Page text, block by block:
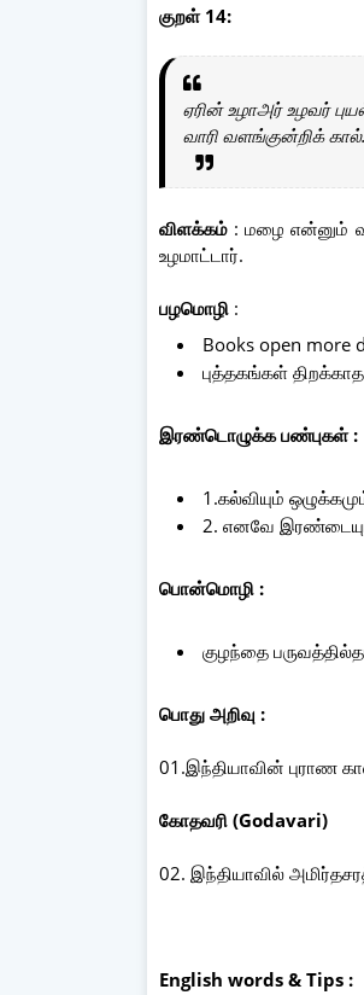
குறள் 14:
ஏரின் உழாஅர் உழவர்
வாரி வளங்குன்றிக் கால்.
விளக்கம் : மழை என்னும்
உழமாட்டார்.
பழமொழி :
Books open more
புத்தகங்கள்
இரண்டொழுக்க பண்புகள் :
1.கல்வியும்
2. எனவே
பொன்மொழி :
குழந்தை
பொது அறிவு :
01.இந்தியாவின் புராண
கோதவரி (Godavari)
02. இந்தியாவில்
English words & Tips :